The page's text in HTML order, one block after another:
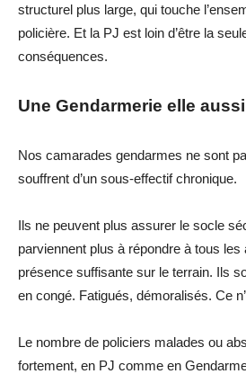
structurel plus large, qui touche
policière. Et la PJ est loin d’être la
conséquences.
Une Gendarmerie elle
Nos camarades gendarmes ne sont
souffrent d’un sous-effectif chronique.
Ils ne peuvent plus assurer le socle
parviennent plus à répondre à tous les
présence suffisante sur le terrain. Ils
en congé. Fatigués, démoralisés. Ce
Le nombre de policiers malades ou
fortement, en PJ comme en